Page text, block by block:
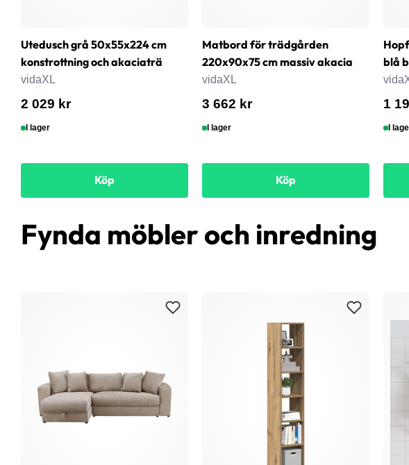
Utedusch grå 50x55x224 cm
konstrottning och akaciaträ
vidaXL
2 029 kr
I lager
Köp
Matbord för trädgården
220x90x75 cm massiv akacia
vidaXL
3 662 kr
I lager
Köp
blå
1
I
Fynda möbler och inredning